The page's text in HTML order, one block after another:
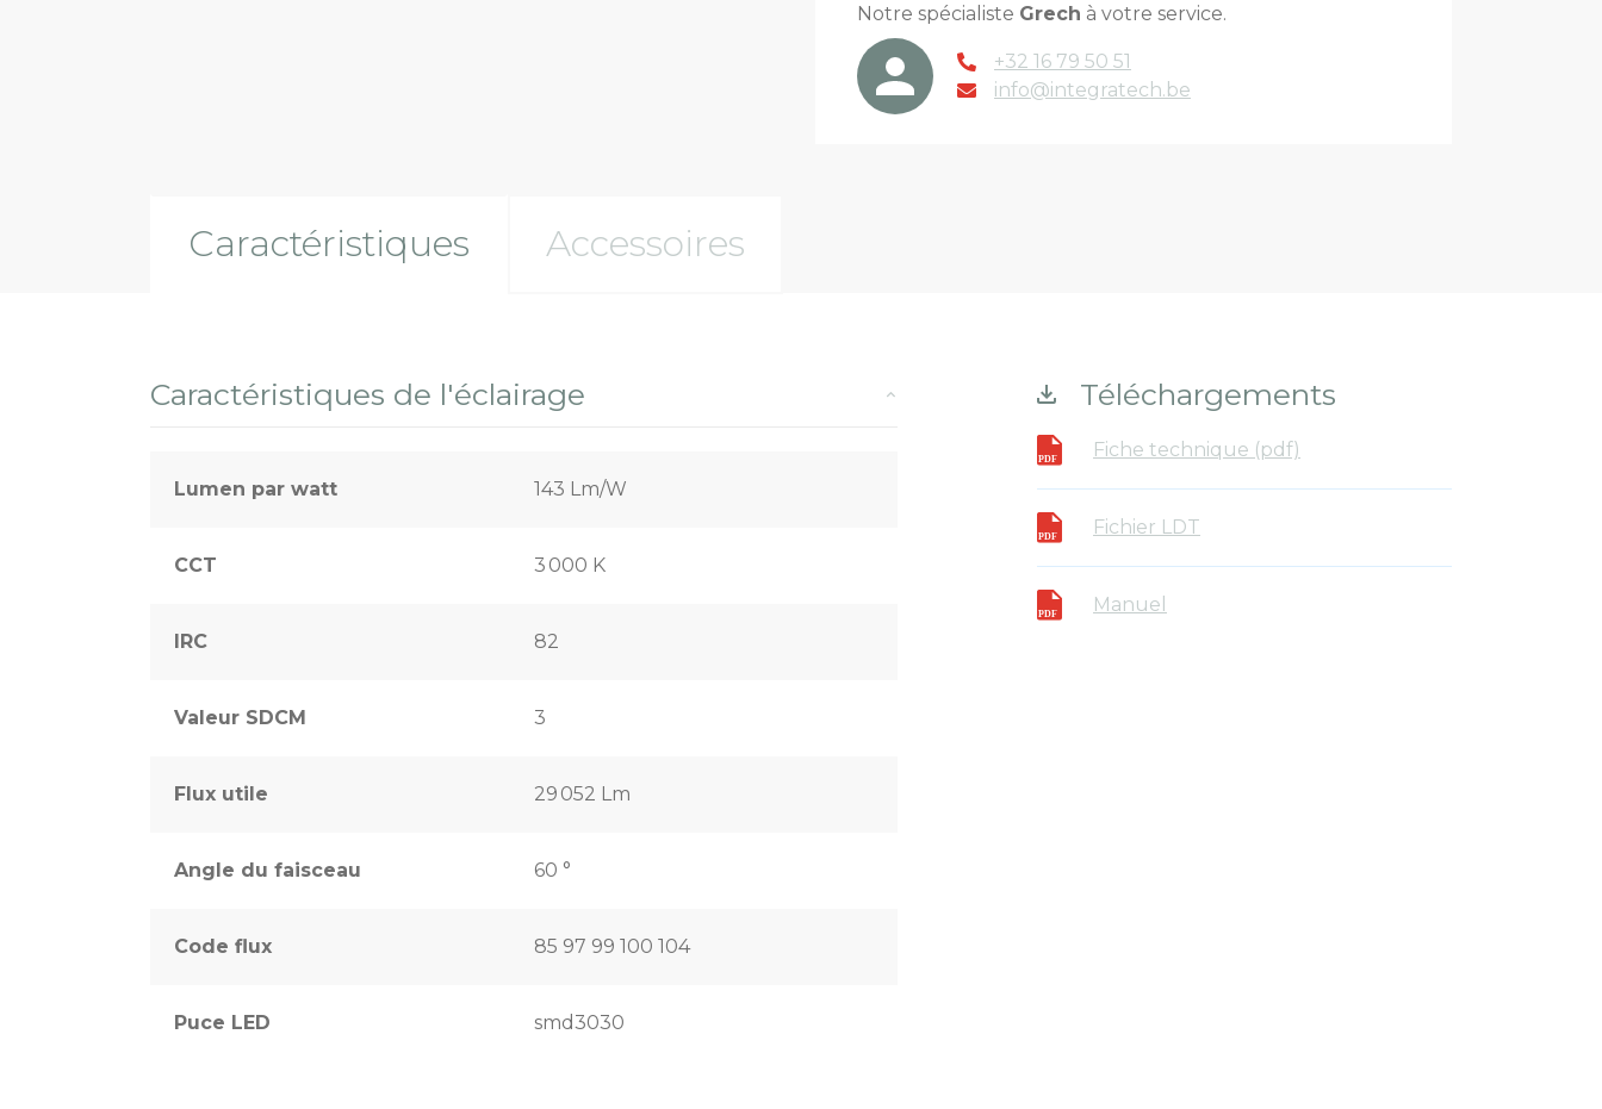
Notre spécialiste Grech à votre service.
+32 16 79 50 51
info@integratech.be
Caractéristiques Accessoires
Caractéristiques de l'éclairage
Lumen par watt 143 Lm/W
CCT 3 000 K
IRC 82
Valeur SDCM 3
Flux utile 29 052 Lm
Angle du faisceau 60 °
Code flux 85 97 99 100 104
Puce LED smd3030
Téléchargements
Fiche technique (pdf)
Fichier LDT
Manuel